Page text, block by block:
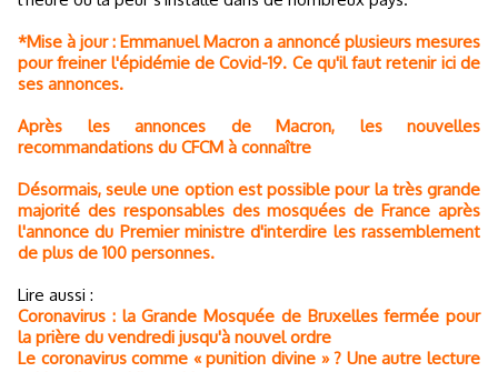
*Mise à jour : Emmanuel Macron a annoncé plusieurs mesures
pour freiner l'épidémie de Covid-19. Ce qu'il faut retenir ici de
ses annonces.
Après les annonces de Macron, les nouvelles
recommandations du CFCM à connaître
Désormais, seule une option est possible pour la très grande
majorité des responsables des mosquées de France après
l'annonce du Premier ministre d'interdire les rassemblement
de plus de 100 personnes.
Lire aussi :
Coronavirus : la Grande Mosquée de Bruxelles fermée pour
la prière du vendredi jusqu'à nouvel ordre
Le coronavirus comme « punition divine » ? Une autre lecture